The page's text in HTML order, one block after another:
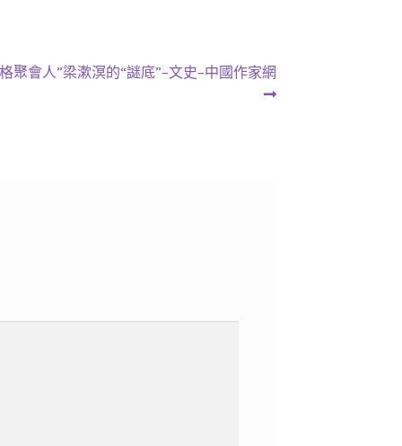
聚會人”梁漱溟的“謎底”–文史–中國作家網